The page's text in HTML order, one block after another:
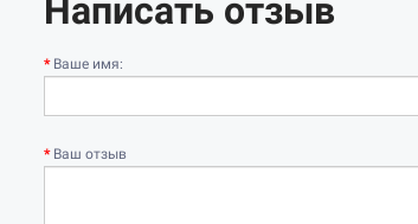
Написать отзыв
Ваше имя:
Ваш отзыв